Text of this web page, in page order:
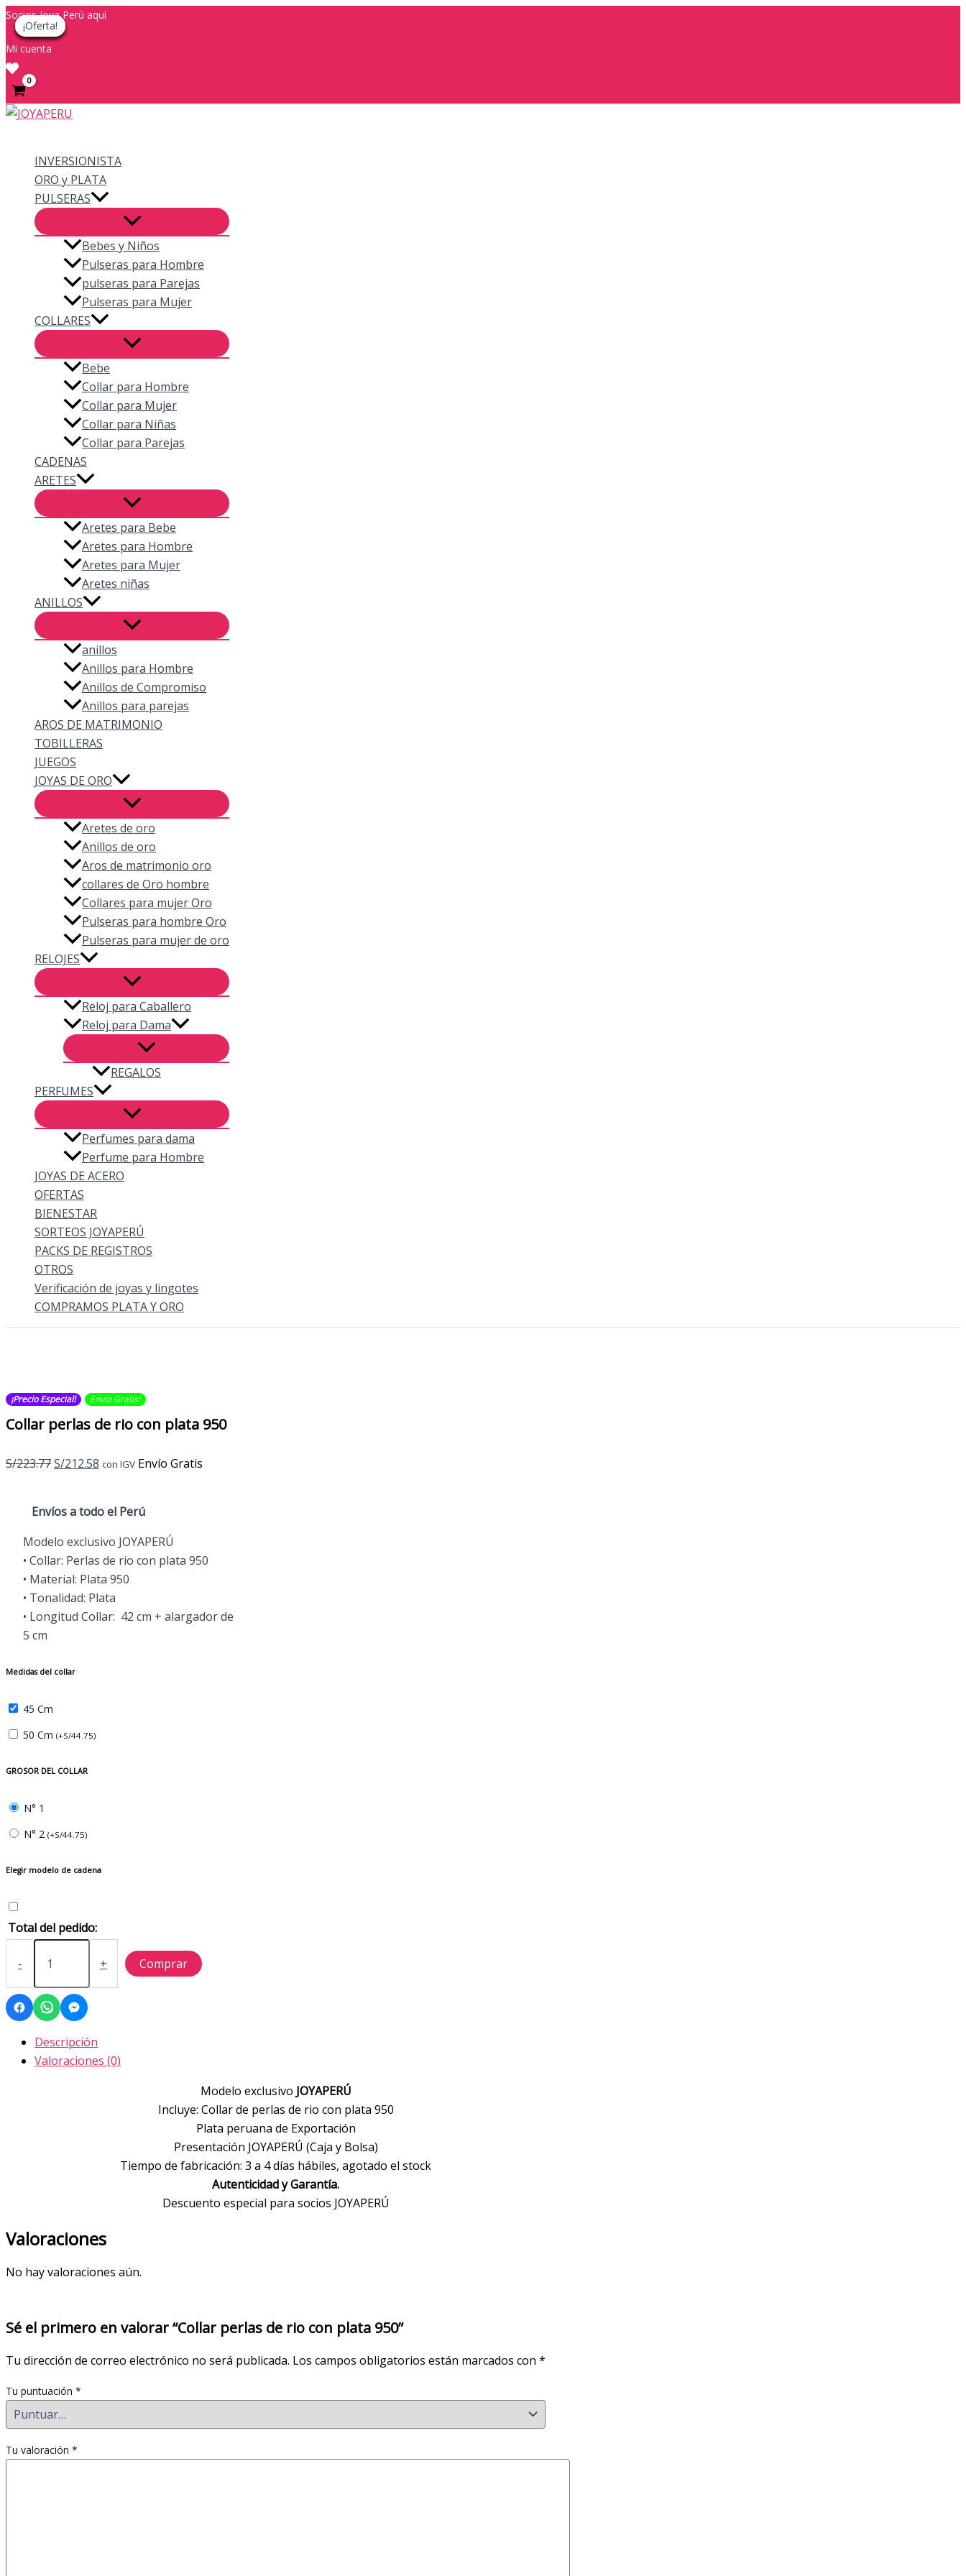
Ir
al
contenido
Socios Joya Perú aquí
Mi cuenta
INVERSIONISTA
ORO y PLATA
PULSERAS
Bebes y Niños
Pulseras para Hombre
pulseras para Parejas
Pulseras para Mujer
COLLARES
Bebe
Collar para Hombre
Collar para Mujer
Collar para Niñas
Collar para Parejas
CADENAS
ARETES
Aretes para Bebe
Aretes para Hombre
Aretes para Mujer
Aretes niñas
ANILLOS
anillos
Anillos para Hombre
Anillos de Compromiso
Anillos para parejas
AROS DE MATRIMONIO
TOBILLERAS
JUEGOS
JOYAS DE ORO
Aretes de oro
Anillos de oro
Aros de matrimonio oro
collares de Oro hombre
Collares para mujer Oro
Pulseras para hombre Oro
Pulseras para mujer de oro
RELOJES
Reloj para Caballero
Reloj para Dama
REGALOS
PERFUMES
Perfumes para dama
Perfume para Hombre
JOYAS DE ACERO
OFERTAS
BIENESTAR
SORTEOS JOYAPERÚ
PACKS DE REGISTROS
OTROS
Verificación de joyas y lingotes
COMPRAMOS PLATA Y ORO
¡Oferta!
¡Precio Especial! Envío Gratis​​​!
Collar perlas de rio con plata 950
S/223.77El
era:
S/223.77.
S/212.58 El
es:
S/212.58.
con IGV Envío Gratis
Envíos a todo el Perú
Modelo exclusivo JOYAPERÚ
• Collar: Perlas de rio con plata 950
• Material: Plata 950
• Tonalidad: Plata
• Longitud Collar: 42 cm + alargador de
5 cm
Medidas del collar
45 Cm
50 Cm (+S/44.75)
GROSOR DEL COLLAR
N° 1
N° 2 (+S/44.75)
Elegir modelo de cadena
Total del pedido:
-
rio
con
plata
cantidad
+ Comprar
Descripción
Valoraciones (0)
Modelo exclusivo JOYAPERÚ
Incluye: Collar de perlas de rio con plata 950
Plata peruana de Exportación
Presentación JOYAPERÚ (Caja y Bolsa)
Tiempo de fabricación: 3 a 4 días hábiles, agotado el stock
Autenticidad y Garantía.
Descuento especial para socios JOYAPERÚ
Valoraciones
No hay valoraciones aún.
Sé el primero en valorar “Collar perlas de rio con plata 950”
Tu dirección de correo electrónico no será publicada. Los campos obligatorios están marcados con *
Tu puntuación *
Tu valoración *
¡Oferta!
¡Oferta!
¡Oferta!
¡Oferta!
¡Oferta!
¡Oferta!